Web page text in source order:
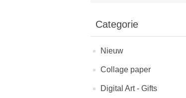
Categorie
Nieuw
Collage paper
Digital Art - Gifts